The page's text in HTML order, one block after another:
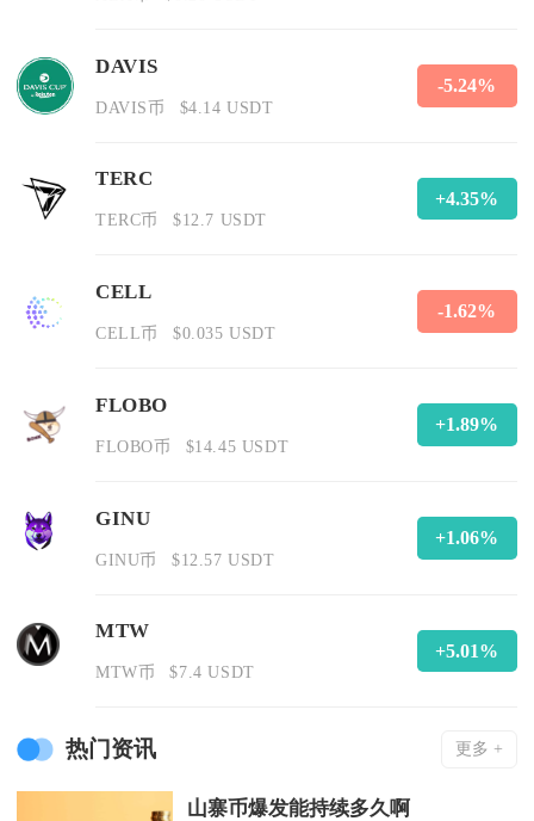
DAVIS
DAVIS币 $4.14 USDT
-5.24%
TERC
TERC币 $12.7 USDT
+4.35%
CELL
CELL币 $0.035 USDT
-1.62%
FLOBO
FLOBO币 $14.45 USDT
+1.89%
GINU
GINU币 $12.57 USDT
+1.06%
MTW
MTW币 $7.4 USDT
+5.01%
热门资讯 更多 +
山寨币爆发能持续多久啊